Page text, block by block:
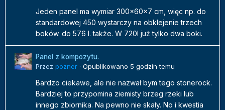
Jeden panel ma wymiar 300x60x7 cm, więc np. do
standardowej 450 wystarczy na obklejenie trzech
boków. do 576 l. także. W 720l już tylko dwa boki.
Panel z kompozytu.
Przez pozner · Opublikowano 5 godzin temu
Bardzo ciekawe, ale nie nazwał bym tego stonerock.
Bardziej to przypomina ziemisty brzeg rzeki lub
innego zbiornika. Na pewno nie skały. No i kwestia